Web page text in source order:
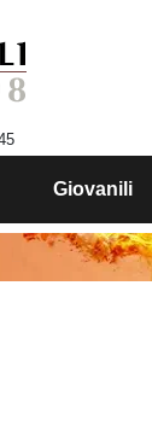
Giovanili